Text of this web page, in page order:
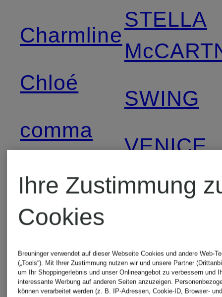
Charmline
Chloé
comma
Lidea
LISA
YANG
STELLA
SWING
VENICE
BEACH
Ihre Zustimmung
Cookies
Breuninger verwendet auf dieser Webseite Cookies und andere Web-
(„Tools“). Mit Ihrer Zustimmung nutzen wir und unsere Partner
um Ihr Shoppingerlebnis und unser Onlineangebot zu verbessern und
interessante Werbung auf anderen Seiten anzuzeigen.
können verarbeitet werden (z. B. IP-Adressen, Cookie-ID, Browser-